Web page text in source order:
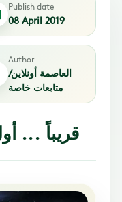
Publish date
08 April 2019
Author
العاصمة أونلاين/
متابعات خاصة
قريباً ...